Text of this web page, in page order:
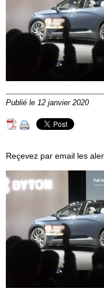
Publié le 12 janvier 2020
Reçevez par email les